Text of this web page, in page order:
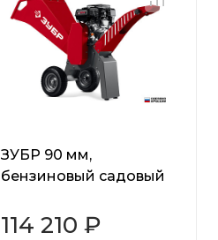
ЗУБР 90 мм,
бензиновый садовый
(БИС-90)
114 210 ₽